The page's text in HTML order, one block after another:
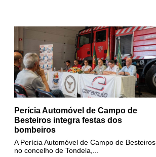
Perícia Automóvel de Campo de
Besteiros integra festas dos
bombeiros
A Perícia Automóvel de Campo de Besteiros,
no concelho de Tondela,...